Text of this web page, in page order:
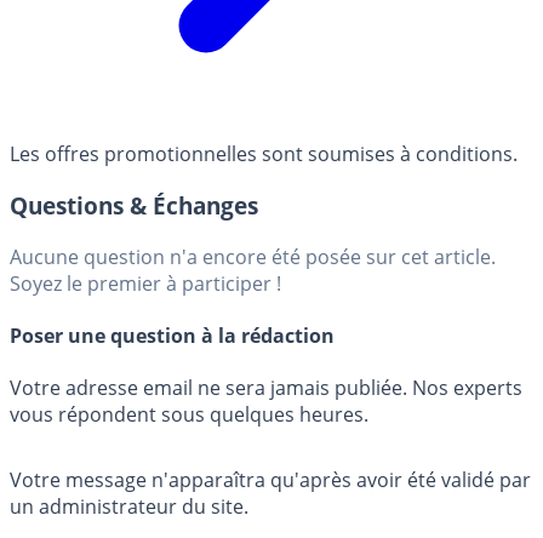
Les offres promotionnelles sont soumises à conditions.
Questions & Échanges
Aucune question n'a encore été posée sur cet article.
Soyez le premier à participer !
Poser une question à la rédaction
Votre adresse email ne sera jamais publiée. Nos experts
vous répondent sous quelques heures.
Votre message n'apparaîtra qu'après avoir été validé par
un administrateur du site.